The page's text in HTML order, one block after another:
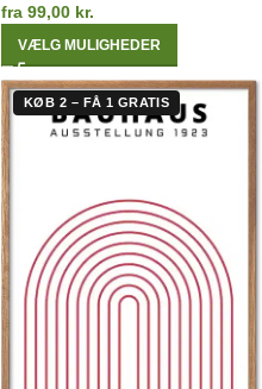
fra 99,00 kr.
VÆLG MULIGHEDER
KØB 2 – FÅ 1 GRATIS